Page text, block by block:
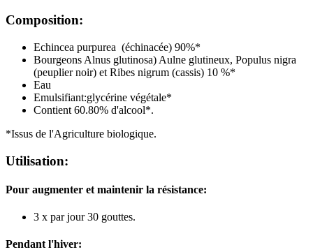
Composition:
Echincea purpurea (échinacée) 90%*
Bourgeons Alnus glutinosa) Aulne glutineux, Populus nigra
(peuplier noir) et Ribes nigrum (cassis) 10 %*
Eau
Emulsifiant:glycérine végétale*
Contient 60.80% d'alcool*.
*Issus de l'Agriculture biologique.
Utilisation:
Pour augmenter et maintenir la résistance:
3 x par jour 30 gouttes.
Pendant l'hiver: